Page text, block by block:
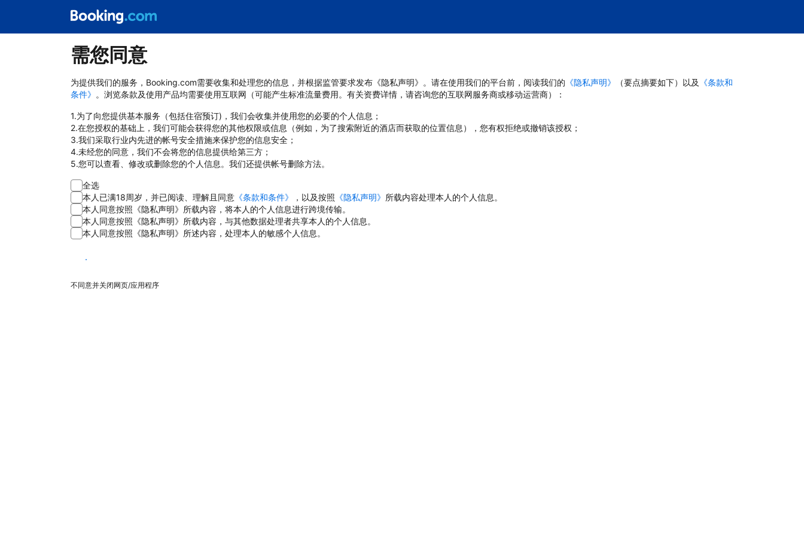
需您同意
为提供我们的服务，Booking.com需要收集和处理您的信息，并根据监管要求发布《隐私声明》。请在使用我们的平台前，阅读我们的 《隐私声明》 （要点摘要如下）以及 《条款和
条件》 。浏览条款及使用产品均需要使用互联网（可能产生标准流量费用。有关资费详情，请咨询您的互联网服务商或移动运营商）：
1.为了向您提供基本服务（包括住宿预订)，我们会收集并使用您的必要的个人信息；
2.在您授权的基础上，我们可能会获得您的其他权限或信息（例如，为了搜索附近的酒店而获取的位置信息），您有权拒绝或撤销该授权；
3.我们采取行业内先进的帐号安全措施来保护您的信息安全；
4.未经您的同意，我们不会将您的信息提供给第三方；
5.您可以查看、修改或删除您的个人信息。我们还提供帐号删除方法。
全选
本人已满18周岁，并已阅读、理解且同意 《条款和条件》 ，以及按照 《隐私声明》 所载内容处理本人的个人信息。
本人同意按照《隐私声明》所载内容，将本人的个人信息进行跨境传输。
本人同意按照《隐私声明》所载内容，与其他数据处理者共享本人的个人信息。
本人同意按照《隐私声明》所述内容，处理本人的敏感个人信息。
同意
不同意并关闭网页/应用程序